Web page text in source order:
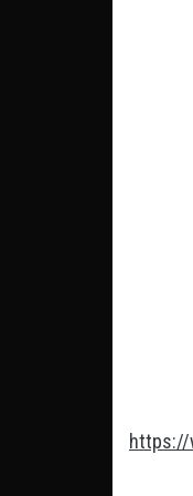
https://